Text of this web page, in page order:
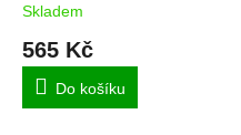
Skladem
565 Kč
Do košíku